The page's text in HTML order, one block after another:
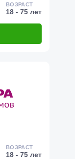
ВОЗРАСТ
18 - 75 лет
ВОЗРАСТ
18 - 75 лет